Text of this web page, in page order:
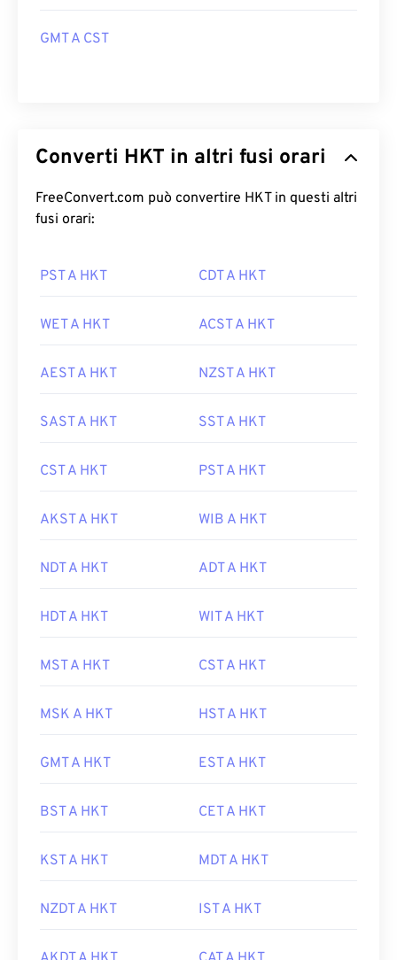
GMT A CST
Converti HKT in altri fusi orari
FreeConvert.com può convertire HKT in questi altri
fusi orari:
PST A HKT CDT A HKT
WET A HKT ACST A HKT
AEST A HKT NZST A HKT
SAST A HKT SST A HKT
CST A HKT PST A HKT
AKST A HKT WIB A HKT
NDT A HKT ADT A HKT
HDT A HKT WIT A HKT
MST A HKT CST A HKT
MSK A HKT HST A HKT
GMT A HKT EST A HKT
BST A HKT CET A HKT
KST A HKT MDT A HKT
NZDT A HKT IST A HKT